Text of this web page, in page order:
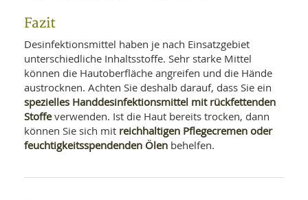
Fazit
Desinfektionsmittel haben je nach Einsatzgebiet
unterschiedliche Inhaltsstoffe. Sehr starke Mittel
können die Hautoberfläche angreifen und die Hände
austrocknen. Achten Sie deshalb darauf, dass Sie ein
spezielles Handdesinfektionsmittel mit rückfettenden
Stoffeverwenden. Ist die Haut bereits trocken, dann
können Sie sich mit reichhaltigen Pflegecremen oder
feuchtigkeitsspendenden Ölen behelfen.